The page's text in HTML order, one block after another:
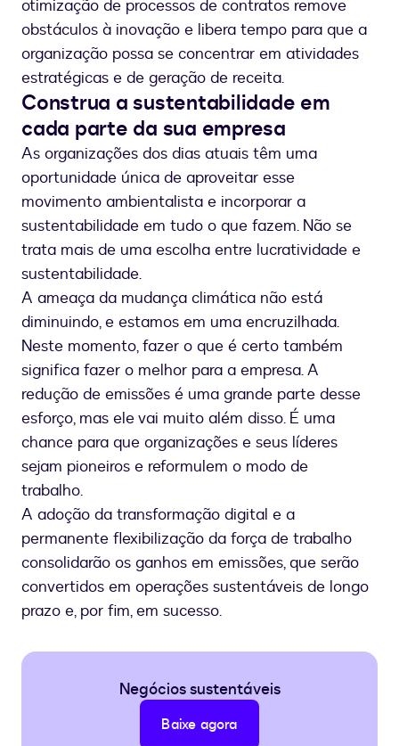
otimização de processos de contratos remove
obstáculos à inovação e libera tempo para que a
organização possa se concentrar em atividades
estratégicas e de geração de receita.
Construa a sustentabilidade em
cada parte da sua empresa
As organizações dos dias atuais têm uma
oportunidade única de aproveitar esse
movimento ambientalista e incorporar a
sustentabilidade em tudo o que fazem. Não se
trata mais de uma escolha entre lucratividade e
sustentabilidade.
A ameaça da mudança climática não está
diminuindo, e estamos em uma encruzilhada.
Neste momento, fazer o que é certo também
significa fazer o melhor para a empresa. A
redução de emissões é uma grande parte desse
esforço, mas ele vai muito além disso. É uma
chance para que organizações e seus líderes
sejam pioneiros e reformulem o modo de
trabalho.
A adoção da transformação digital e a
permanente flexibilização da força de trabalho
consolidarão os ganhos em emissões, que serão
convertidos em operações sustentáveis de longo
prazo e, por fim, em sucesso.
Negócios sustentáveis
Baixe agora